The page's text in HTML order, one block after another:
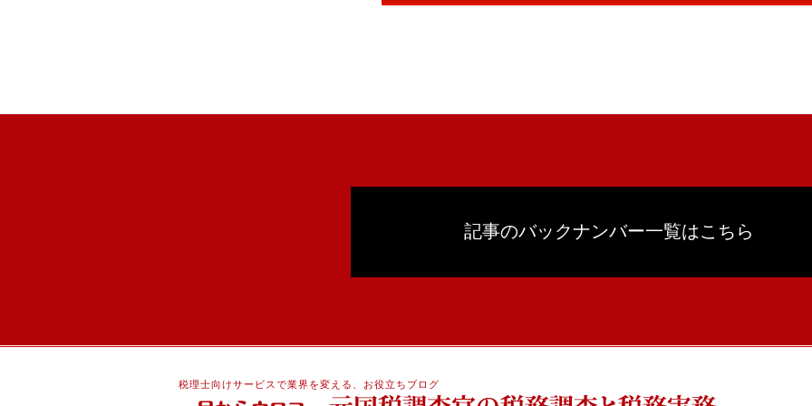
記事のバックナンバー一覧はこちら
税理士向けサービスで業界を変える、お役立ちブログ